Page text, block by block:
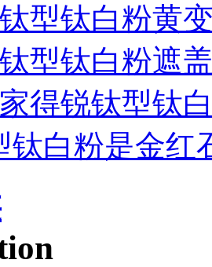
型钛白粉黄
型钛白粉遮
得锐钛型钛
钛白粉是金红